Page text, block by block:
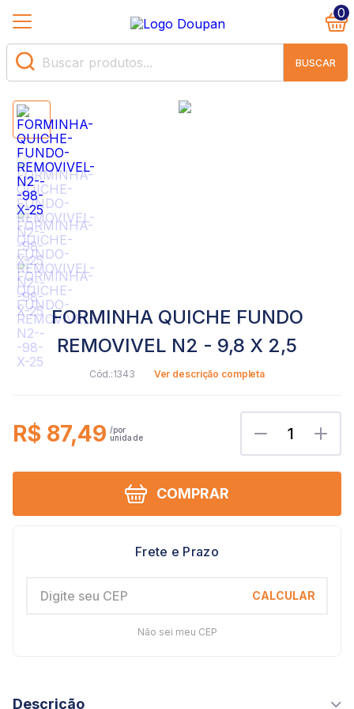
BUSCAR
0
FORMINHA QUICHE FUNDO
REMOVIVEL N2 - 9,8 X 2,5
1343 Ver descrição completa
R$ 87,49 1
COMPRAR
Não sei meu CEP
Descrição